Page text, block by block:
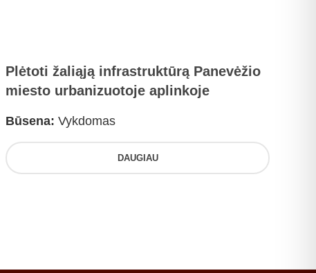
Plėtoti žaliąją infrastruktūrą Panevėžio
miesto urbanizuotoje aplinkoje
Būsena: Vykdomas
DAUGIAU